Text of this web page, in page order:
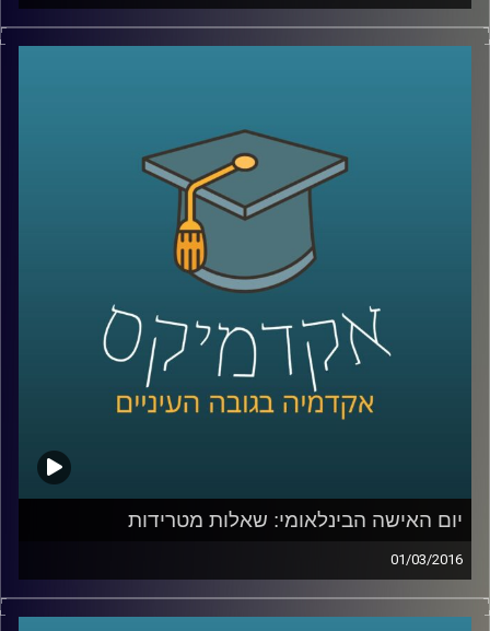
ניהול קונפליקטים הוא עניין שברירי. זה נכון לכל
ארגון שמפיץ את
המתודולוגיה בעולם
–בואו ללמוד לפתור
בעיות, להרוויח מהסבכים שבחייכם ולהשיג קצת
AudioVersity
יום האישה הבינלאומי: שאלות מטרידות
01/03/2016
זה מגיע מכל כיוון וצף על פני המים – הטרדות